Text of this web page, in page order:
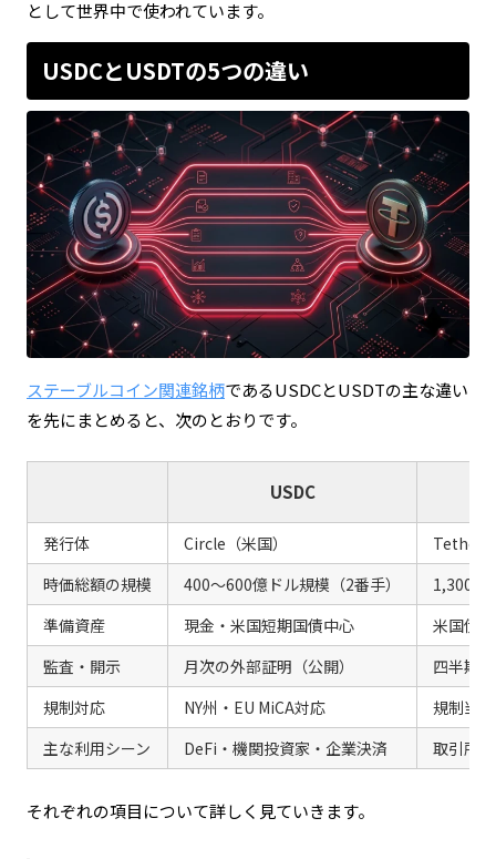
として世界中で使われています。
USDCとUSDTの5つの違い
ステーブルコイン関連銘柄であるUSDCとUSDTの主な違い
を先にまとめると、次のとおりです。
USDC
発行体 Circle（米国）
Tether
時価総額の規模
400〜600億ドル規模（2番手）
1,300〜
準備資産
現金・米国短期国債中心
米国債
監査・開示
月次の外部証明（公開）
四半期
規制対応
NY州・EU MiCA対応
規制当
主な利用シーン
DeFi・機関投資家・企業決済 取引所
それぞれの項目について詳しく見ていきます。